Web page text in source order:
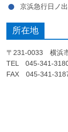
京浜急行日ノ
所在地
〒231-0033 横浜
TEL 045-341-
FAX 045-341-